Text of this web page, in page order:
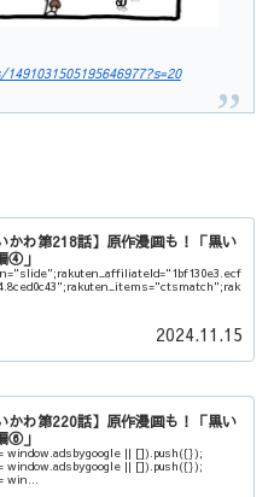
かわ第218話】原作漫画も！「黒い
④」
2024.11.15
かわ第220話】原作漫画も！「黒い
⑥」
window.adsbygoogle || []).push({});
window.adsbygoogle || []).push({});
win...